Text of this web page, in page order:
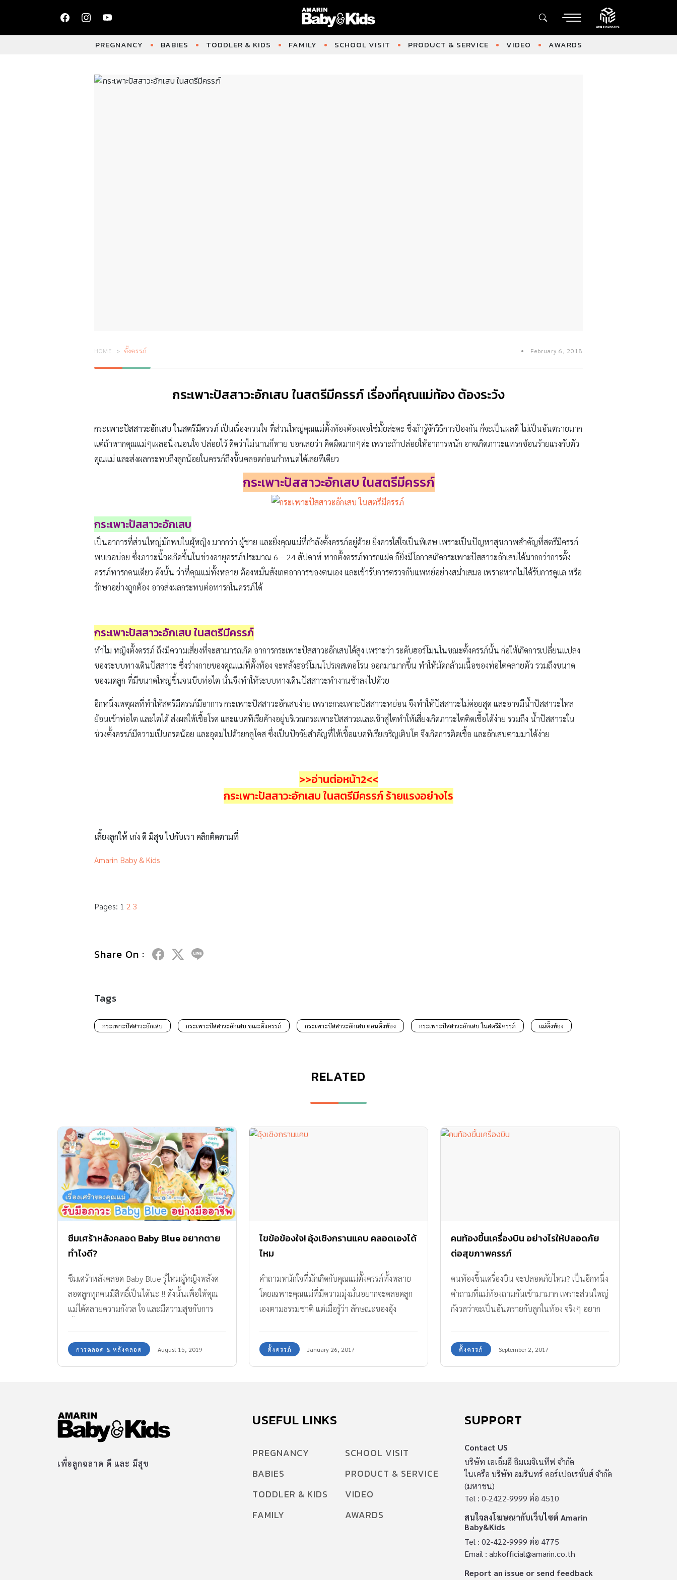
PREGNANCY BABIES TODDLER & KIDS FAMILY SCHOOL VISIT PRODUCT & SERVICE VIDEO AWARDS
HOME ตั้งครรภ์ February 6, 2018
กระเพาะปัสสาวะอักเสบ ในสตรีมีครรภ์ เรื่องที่คุณแม่ท้อง ต้องระวัง
กระเพาะปัสสาวะอักเสบ ในสตรีมีครรภ์ เป็นเรื่องกวนใจ ที่ส่วนใหญ่คุณแม่ตั้งท้องต้องเจอใช่มั้ยล่ะคะ ซึ่งถ้ารู้จักวิธีการป้องกัน ก็จะเป็นผลดี ไม่เป็นอันตรายมาก
แต่ถ้าหากคุณแม่ๆเผลอนิ่งนอนใจ ปล่อยไว้ คิดว่าไม่นานก็หาย บอกเลยว่า คิดผิดมากๆค่ะ เพราะถ้าปล่อยให้อาการหนัก อาจเกิดภาวะแทรกซ้อนร้ายแรงกับตัว
คุณแม่ และส่งผลกระทบถึงลูกน้อยในครรภ์ถึงขั้นคลอดก่อนกำหนดได้เลยทีเดียว
กระเพาะปัสสาวะอักเสบ ในสตรีมีครรภ์
กระเพาะปัสสาวะอักเสบ
เป็นอาการที่ส่วนใหญ่มักพบในผู้หญิง มากกว่า ผู้ชาย และยิ่งคุณแม่ที่กำลังตั้งครรภ์อยู่ด้วย ยิ่งควรใส่ใจเป็นพิเศษ เพราะเป็นปัญหาสุขภาพสำคัญที่สตรีมีครรภ์
พบเจอบ่อย ซึ่งภาวะนี้จะเกิดขึ้นในช่วงอายุครรภ์ประมาณ 6 – 24 สัปดาห์ หากตั้งครรภ์ทารกแฝด ก็ยิ่งมีโอกาสเกิดกระเพาะปัสสาวะอักเสบได้มากกว่าการตั้ง
ครรภ์ทารกคนเดียว ดังนั้น ว่าที่คุณแม่ทั้งหลาย ต้องหมั่นสังเกตอาการของตนเอง และเข้ารับการตรวจกับแพทย์อย่างสม่ำเสมอ เพราะหากไม่ได้รับการดูแล หรือ
รักษาอย่างถูกต้อง อาจส่งผลกระทบต่อทารกในครรภ์ได้
กระเพาะปัสสาวะอักเสบ ในสตรีมีครรภ์
ทำไม หญิงตั้งครรภ์ ถึงมีความเสี่ยงที่จะสามารถเกิด อาการกระเพาะปัสสาวะอักเสบได้สูง เพราะว่า ระดับฮอร์โมนในขณะตั้งครรภ์นั้น ก่อให้เกิดการเปลี่ยนแปลง
ของระบบทางเดินปัสสาวะ ซึ่งร่างกายของคุณแม่ที่ตั้งท้อง จะหลั่งฮอร์โมนโปรเจสเตอโรน ออกมามากขึ้น ทำให้มัดกล้ามเนื้อของท่อไตคลายตัว รวมถึงขนาด
ของมดลูก ที่มีขนาดใหญ่ขึ้นจนบีบท่อไต นั่นจึงทำให้ระบบทางเดินปัสสาวะทำงานช้าลงไปด้วย
อีกหนึ่งเหตุผลที่ทำให้สตรีมีครรภ์มีอาการ กระเพาะปัสสาวะอักเสบง่าย เพราะกระเพาะปัสสาวะหย่อน จึงทำให้ปัสสาวะไม่ค่อยสุด และอาจมีน้ำปัสสาวะไหล
ย้อนเข้าท่อไต และไตได้ ส่งผลให้เชื้อโรค และแบคทีเรียค้างอยู่บริเวณกระเพาะปัสสาวะและเข้าสู่ไตทำให้เสี่ยงเกิดภาวะไตติดเชื้อได้ง่าย รวมถึง น้ำปัสสาวะใน
ช่วงตั้งครรภ์มีความเป็นกรดน้อย และอุดมไปด้วยกลูโคส ซึ่งเป็นปัจจัยสำคัญที่ให้เชื้อแบคทีเรียเจริญเติบโต จึงเกิดการติดเชื้อ และอักเสบตามมาได้ง่าย
>>อ่านต่อหน้า2<<
กระเพาะปัสสาวะอักเสบ ในสตรีมีครรภ์ ร้ายแรงอย่างไร
เลี้ยงลูกให้ เก่ง ดี มีสุข ไปกับเรา คลิกติดตามที่
Amarin Baby & Kids
Pages: 1 2 3
Share On :
Tags
กระเพาะปัสสาวะอักเสบ กระเพาะปัสสาวะอักเสบ ขณะตั้งครรภ์ กระเพาะปัสสาวะอักเสบ ตอนตั้งท้อง กระเพาะปัสสาวะอักเสบ ในสตรีมีครรภ์ แม่ตั้งท้อง
RELATED
ซึมเศร้าหลังคลอด Baby Blue อยากตาย
ทำไงดี?
ซึมเศร้าหลังคลอด Baby Blue รู้ไหมผู้หญิงหลังค
ลอดลูกทุกคนมีสิทธิ์เป็นได้นะ !! ดังนั้นเพื่อให้คุณ
แม่ได้คลายความกังวล ใจ และมีความสุขกับการ
การคลอด & หลังคลอด August 15, 2019
ไขข้อข้องใจ! อุ้งเชิงกรานแคบ คลอดเองได้
ไหม
คำถามหนักใจที่มักเกิดกับคุณแม่ตั้งครรภ์ทั้งหลาย
โดยเฉพาะคุณแม่ที่มีความมุ่งมั่นอยากจะคลอดลูก
เองตามธรรมชาติ แต่เมื่อรู้ว่า ลักษณะของอุ้ง
ความเข้าใจที่ถูกต้อง มาดูข้อมูลเหล่านี้ประกอบกัน
ค่ะ แล้วจะรู้ว่า อุ้งเชิงกรานแคบ จะคลอดเองได้ไหม
ตั้งครรภ์ January 26, 2017
คนท้องขึ้นเครื่องบิน อย่างไรให้ปลอดภัย
ต่อสุขภาพครรภ์
คนท้องขึ้นเครื่องบิน จะปลอดภัยไหม? เป็นอีกหนึ่ง
คำถามที่แม่ท้องถามกันเข้ามามาก เพราะส่วนใหญ่
กังวลว่าจะเป็นอันตรายกับลูกในท้อง จริงๆ อยาก
สบายหายห่วงค่ะ ทีมงาน Amarin Baby & Kids มี
ข้อควรรู้ในการเดินทางด้วยเครื่องบินมาฝากคุณแม่
ตั้งครรภ์ September 2, 2017
เพื่อลูกฉลาด ดี และ มีสุข
USEFUL LINKS
PREGNANCY
BABIES
TODDLER & KIDS
FAMILY
SCHOOL VISIT
PRODUCT & SERVICE
VIDEO
AWARDS
SUPPORT
Contact US
บริษัท เอเอ็มอี อิมเมจิเนทีฟ จำกัด
ในเครือ บริษัท อมรินทร์ คอร์เปอเรชั่นส์ จำกัด
(มหาชน)
Tel : 0-2422-9999 ต่อ 4510
สนใจลงโฆษณากับเว็บไซต์ Amarin
Baby&Kids
Tel : 02-422-9999 ต่อ 4775
Email : abkofficial@amarin.co.th
Report an issue or send feedback